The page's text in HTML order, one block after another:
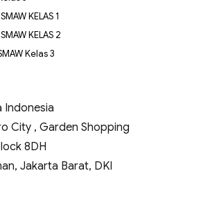
KELAS 1
KELAS 2
Kelas 3
Indonesia
City , Garden Shopping
8DH
Jakarta Barat, DKI